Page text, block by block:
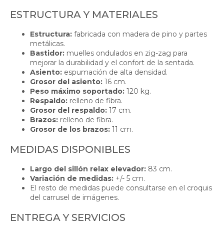
ESTRUCTURA Y MATERIALES
Estructura: fabricada con madera de pino y partes
metálicas.
Bastidor: muelles ondulados en zig-zag para
mejorar la durabilidad y el confort de la sentada.
Asiento: espumación de alta densidad.
Grosor del asiento: 16 cm.
Peso máximo soportado: 120 kg.
Respaldo: relleno de fibra.
Grosor del respaldo: 17 cm.
Brazos: relleno de fibra.
Grosor de los brazos: 11 cm.
MEDIDAS DISPONIBLES
Largo del sillón relax elevador: 83 cm.
Variación de medidas: +/- 5 cm.
El resto de medidas puede consultarse en el croquis
del carrusel de imágenes.
ENTREGA Y SERVICIOS